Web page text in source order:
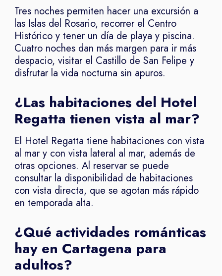
Tres noches permiten hacer una excursión a
las Islas del Rosario, recorrer el Centro
Histórico y tener un día de playa y piscina.
Cuatro noches dan más margen para ir más
despacio, visitar el Castillo de San Felipe y
disfrutar la vida nocturna sin apuros.
¿Las habitaciones del Hotel
Regatta tienen vista al mar?
El Hotel Regatta tiene habitaciones con vista
al mar y con vista lateral al mar, además de
otras opciones. Al reservar se puede
consultar la disponibilidad de habitaciones
con vista directa, que se agotan más rápido
en temporada alta.
¿Qué actividades románticas
hay en Cartagena para
adultos?